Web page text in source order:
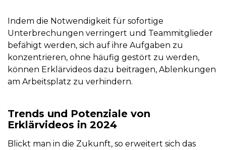
Indem die Notwendigkeit für sofortige
Unterbrechungen verringert und Teammitglieder
befähigt werden, sich auf ihre Aufgaben zu
konzentrieren, ohne häufig gestört zu werden,
können Erklärvideos dazu beitragen, Ablenkungen
am Arbeitsplatz zu verhindern.
Trends und Potenziale von
Erklärvideos in 2024
Blickt man in die Zukunft, so erweitert sich das